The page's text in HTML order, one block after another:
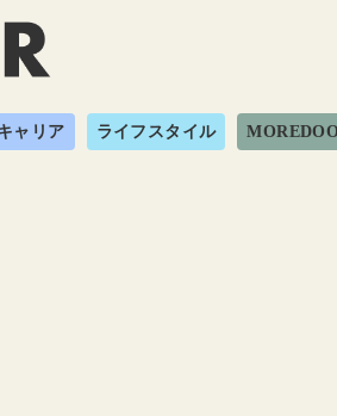
ャリア ライフスタイル